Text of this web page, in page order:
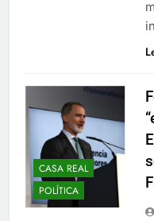
CASA REAL
POLÍTICA